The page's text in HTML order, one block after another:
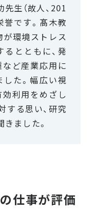
生（故人、201
誉です。髙木教
が環境ストレス
とともに、発
ど産業応用に
た。幅広い視
利用をめざし
する思い、研究
ました。
仕事が評価